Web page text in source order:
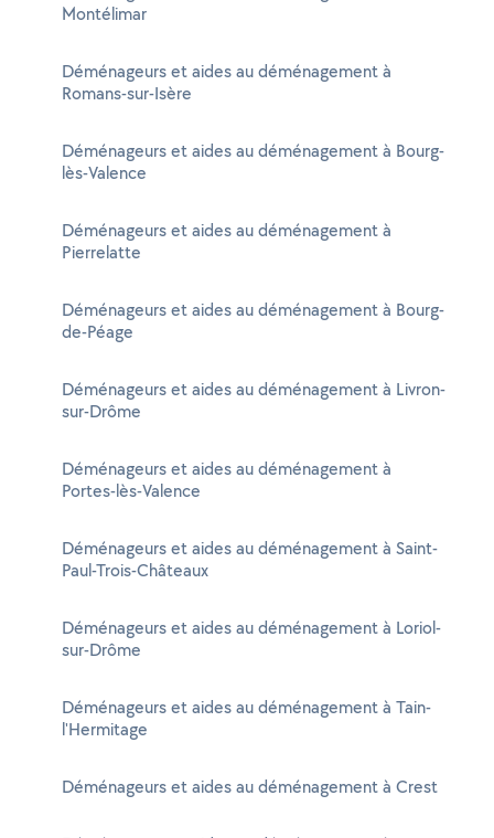
Montélimar
Déménageurs et aides au déménagement à
Romans-sur-Isère
Déménageurs et aides au déménagement à Bourg-
lès-Valence
Déménageurs et aides au déménagement à
Pierrelatte
Déménageurs et aides au déménagement à Bourg-
de-Péage
Déménageurs et aides au déménagement à Livron-
sur-Drôme
Déménageurs et aides au déménagement à
Portes-lès-Valence
Déménageurs et aides au déménagement à Saint-
Paul-Trois-Châteaux
Déménageurs et aides au déménagement à Loriol-
sur-Drôme
Déménageurs et aides au déménagement à Tain-
l'Hermitage
Déménageurs et aides au déménagement à Crest